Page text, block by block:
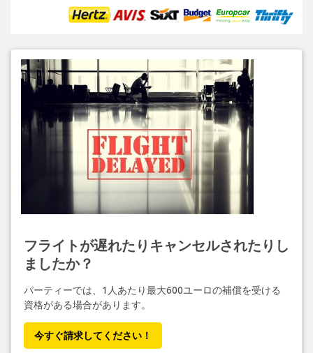
フライトが遅れたりキャンセルされたりし
ましたか？
パーティーでは、1人あたり最大600ユーロの補償を受ける
資格がある場合があります。
今すぐ請求してください！